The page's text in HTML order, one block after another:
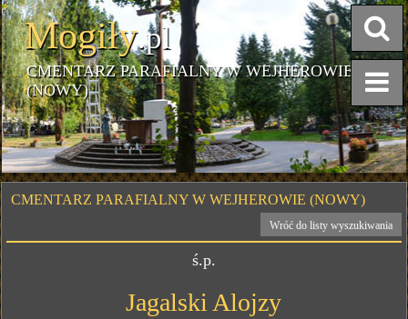
Mogiły.pl
CMENTARZ PARAFIALNY W WEJHEROWIE
(NOWY)
CMENTARZ PARAFIALNY W WEJHEROWIE (NOWY)
Wróć do listy wyszukiwania
ś.p.
Jagalski Alojzy